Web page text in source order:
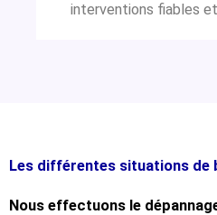
interventions fiables
Les différentes situations de
Nous effectuons le